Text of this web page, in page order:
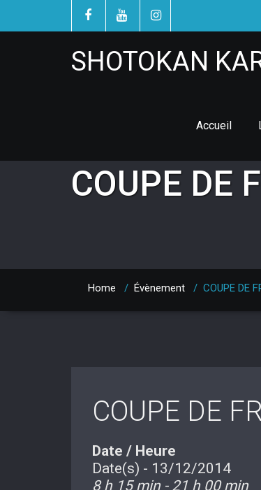
SHOTOKAN
Accueil
COUPE DE
Home / Évènement / COUPE DE
COUPE DE
Date / Heure
Date(s) - 13/12/2014
8 h 15 min - 21 h 00 min